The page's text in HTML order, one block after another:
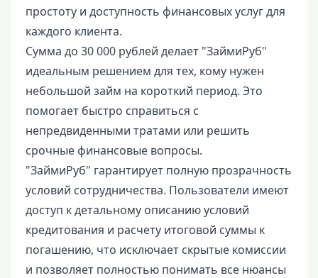
простоту и доступность финансовых услуг для
каждого клиента.
Сумма до 30 000 рублей делает "ЗаймиРуб"
идеальным решением для тех, кому нужен
небольшой займ на короткий период. Это
помогает быстро справиться с
непредвиденными тратами или решить
срочные финансовые вопросы.
"ЗаймиРуб" гарантирует полную прозрачность
условий сотрудничества. Пользователи имеют
доступ к детальному описанию условий
кредитования и расчету итоговой суммы к
погашению, что исключает скрытые комиссии
и позволяет полностью понимать все нюансы